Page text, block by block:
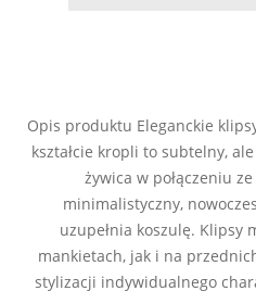
Opis produktu Eleganckie
kształcie kropli to subtelny,
żywica w połączeniu
minimalistyczny,
uzupełnia koszulę. Klipsy
mankietach, jak i na
stylizacji indywidualnego